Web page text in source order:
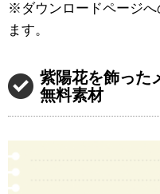
※ダウンロードページへ
ます。
紫陽花を飾った
無料素材